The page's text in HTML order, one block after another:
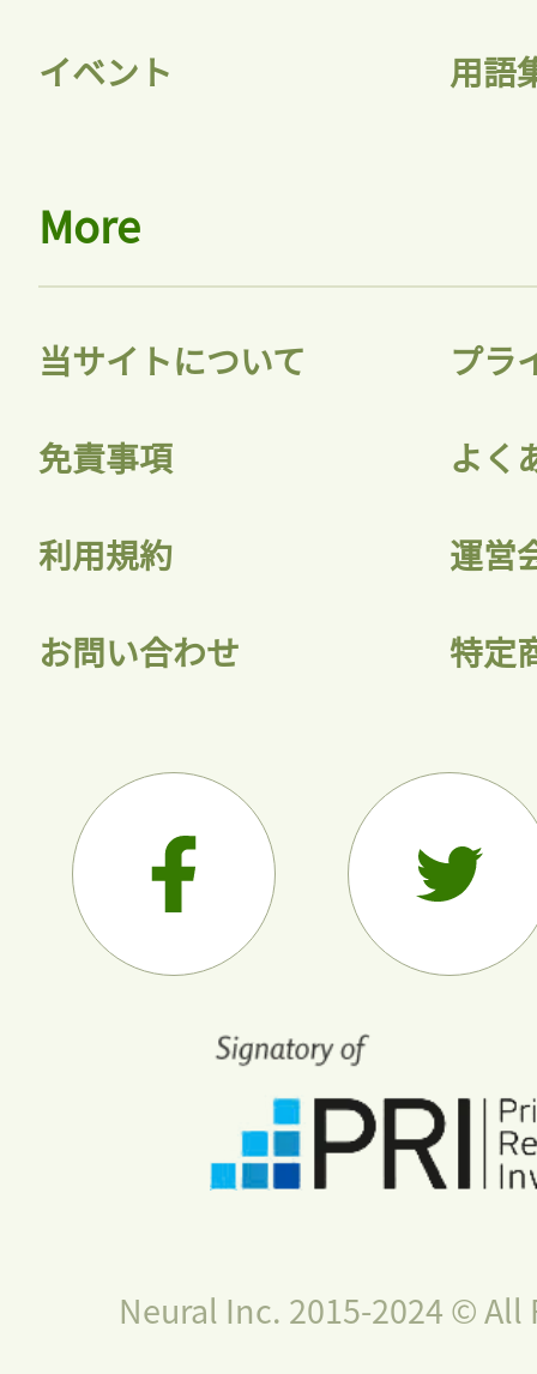
イベント 用語
More
当サイトについて プラ
免責事項 よく
利用規約 運営
お問い合わせ 特定
Neural Inc. 2015-2024 © All